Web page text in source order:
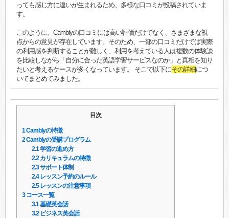
っても感じ方に違いが生まれるため、多様な口コミが投稿されていま
す。
このように、Camblyの口コミには高い評価だけでなく、さまざまな視
点からの意見が存在しています。そのため、一部の口コミだけでは実際
の利用感を判断することが難しく、利用を考えている人は複数の体験談
を比較しながら「自分に合った英語学習サービスなのか」と真相を知り
たいと考えるケースが多くなっています。 そこで以下にその詳細につ
いてまとめてみました。
目次
1Camblyの特徴
2Camblyの受講プログラム
2.1学習の進め方
2.2カリキュラムの特徴
2.3サポート体制
2.4レッスン予約のルール
2.5レッスンの注意事項
3コース一覧
3.1基礎英会話
3.2ビジネス英会話